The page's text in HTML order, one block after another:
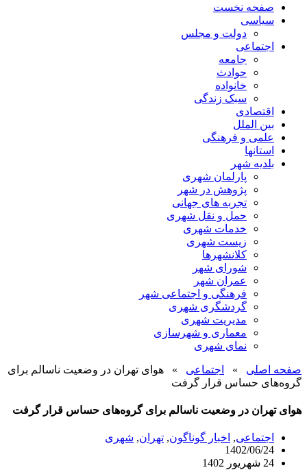
صفحه نخست
سیاسی
دولت و مجلس
اجتماعی
جامعه
حوادث
خانواده
سبک زندگی
اقتصادی
بین الملل
علمی و فرهنگی
استانها
بلدیه شهر
پارلمان شهری
پژوهش در شهر
تجربه های جهانی
حمل و نقل شهری
خدمات شهری
زیست شهری
کلانشهرها
شورای شهر
عمران شهر
فرهنگی و اجتماعی شهر
گردشگری شهری
مدیریت شهری
معماری و شهرسازی
نمای شهری
صفحه اصلی » اجتماعی » هوای تهران در وضعیت ناسالم برای
گروه‌های حساس قرار گرفت
هوای تهران در وضعیت ناسالم برای گروه‌های حساس قرار گرفت
اجتماعی, اخبار گوناگون, تهران, شهری
1402/06/24
24 شهریور 1402